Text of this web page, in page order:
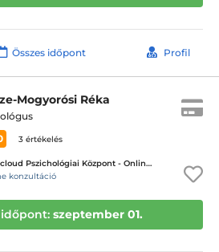
Összes időpont Profil
Mogyorósi Réka
3 értékelés
Pszichocloud Pszichológiai Központ - Online ügyfélfogadás
konzultáció
szeptember 01.